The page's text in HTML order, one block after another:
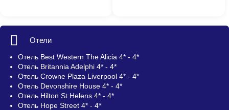
Отели
Отель Best Western The Alicia 4* - 4*
Отель Britannia Adelphi 4* - 4*
Отель Crowne Plaza Liverpool 4* - 4*
Отель Devonshire House 4* - 4*
Отель Hilton St Helens 4* - 4*
Отель Hope Street 4* - 4*